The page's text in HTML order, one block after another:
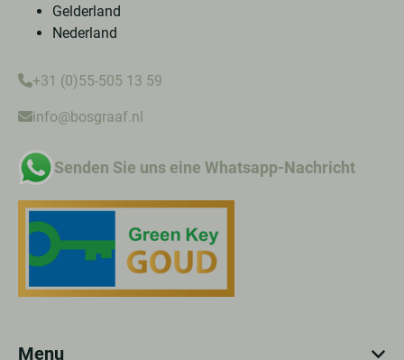
Gelderland
Nederland
+31 (0)55-505 13 59
info@bosgraaf.nl
Senden Sie uns eine Whatsapp-Nachricht
Menu